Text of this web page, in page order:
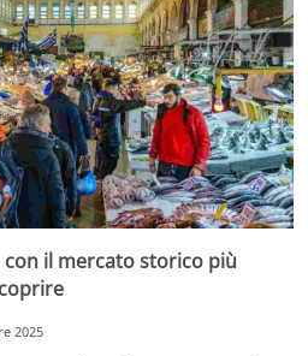
il mercato storico più
2025